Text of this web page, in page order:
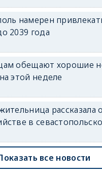
намерен
2039 года
обещают хорошие
этой неделе
рассказала о
в
все новости